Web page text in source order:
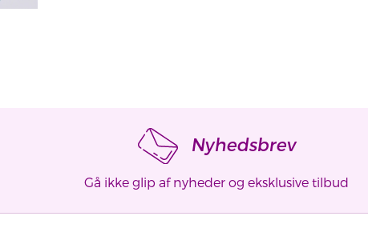
Nyhedsbrev
Gå ikke glip af nyheder og eksklusive tilbud